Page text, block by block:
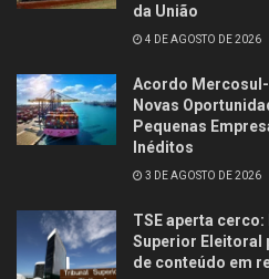
da União
4 DE AGOSTO DE 2026
Acordo Mercosul-
Novas
Pequenas
Inéditos
3 DE AGOSTO DE 2026
TSE aperta
Superior Eleitoral
de conteúdo em